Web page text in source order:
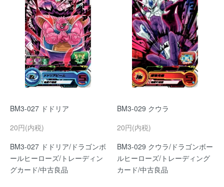
BM3-027 ドドリア
20円(内税)
BM3-027 ドドリア/ドラゴンボ
ールヒーローズ/トレーディン
グカード/中古良品
BM3-029 クウラ
20円(内税)
BM3-029 クウラ/ドラゴンボー
ルヒーローズ/トレーディング
カード/中古良品